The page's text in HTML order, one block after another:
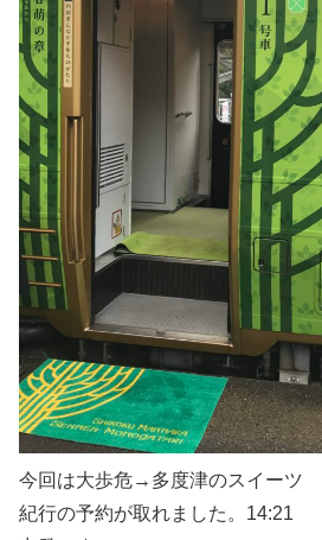
今回は大歩危→多度津のスイーツ
紀行の予約が取れました。14:21